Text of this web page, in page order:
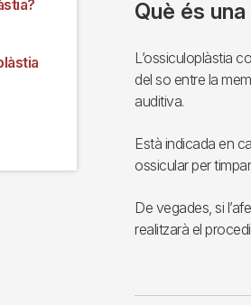
Què és
L’ossiculoplàstia
del so entre la
auditiva.
Està indicada en
ossicular per
De vegades, si
realitzarà el